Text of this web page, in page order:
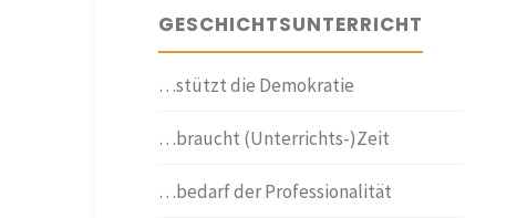
GESCHICHTSUNTERRICHT
…stützt die Demokratie
…braucht (Unterrichts-)Zeit
…bedarf der Professionalität